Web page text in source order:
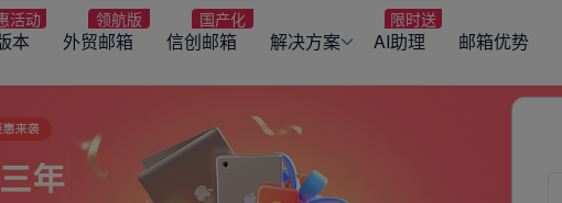
本 外贸邮箱 信创邮箱 解决方案 AI助理 邮箱优势